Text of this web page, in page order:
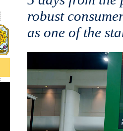
robust
as one of the